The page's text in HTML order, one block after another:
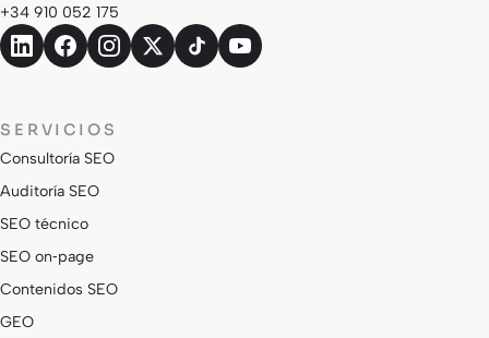
+34 910 052 175
SERVICIOS
Consultoría SEO
Auditoría SEO
SEO técnico
SEO on‑page
Contenidos SEO
GEO